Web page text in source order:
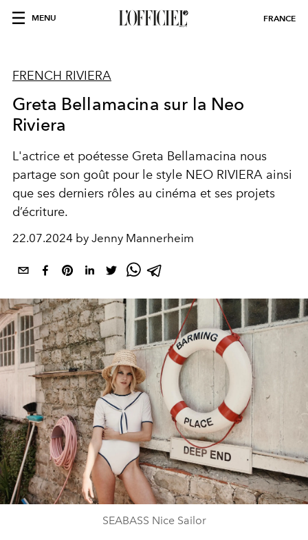
MENU FRANCE
FRENCH RIVIERA
Greta Bellamacina sur la Neo
Riviera
L'actrice et poétesse Greta Bellamacina nous
partage son goût pour le style NEO RIVIERA ainsi
que ses derniers rôles au cinéma et ses projets
d’écriture.
22.07.2024 by Jenny Mannerheim
SEABASS Nice Sailor